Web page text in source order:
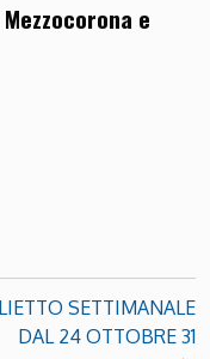
e
SETTIMANALE
DAL 24 OTTOBRE 31